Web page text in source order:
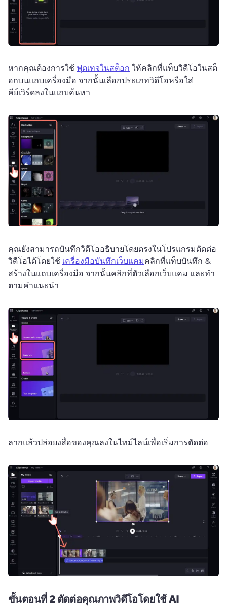
หากคุณต้องการใช้ ฟุตเทจในสต็อก ให้คลิกที่แท็บวิดีโอในสต็
อกบนแถบเครื่องมือ จากนั้นเลือกประเภทวิดีโอหรือใส่
คีย์เวิร์ดลงในแถบค้นหา
คุณยังสามารถบันทึกวิดีโออธิบายโดยตรงในโปรแกรมตัดต่อ
วิดีโอได้โดยใช้ เครื่องมือบันทึกเว็บแคมคลิกที่แท็บบันทึก &
สร้างในแถบเครื่องมือ จากนั้นคลิกที่ตัวเลือกเว็บแคม และทำ
ตามคำแนะนำ
ลากแล้วปล่อยงสื่อของคุณลงในไทม์ไลน์เพื่อเริ่มการตัดต่อ
ขั้นตอนที่ 2ตัดต่อคุณภาพวิดีโอโดยใช้ AI